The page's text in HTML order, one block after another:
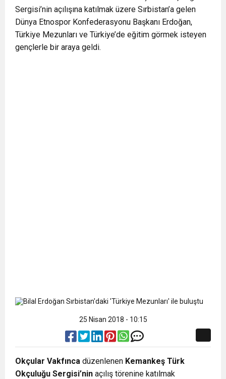
0:12 Nar suyunun antioksidan seviyesi yeşil çaydan
daha yüksek
0:07 DİTİB kurucularından Abdullah Uzunalioğlu‘nun
Sergisi’nin açılışına katılmak üzere Sırbistan’a gelen
Dünya Etnospor Konfederasyonu Başkanı Erdoğan,
Türkiye Mezunları ve Türkiye’de eğitim görmek isteyen
gençlerle bir araya geldi.
25 Nisan 2018 - 10:15
Okçular Vakfınca düzenlenen Kemankeş Türk
Okçuluğu Sergisi’nin açılış törenine katılmak